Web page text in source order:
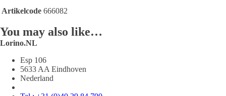
Artikelcode 666082
You may also like…
Lorino.NL
Esp 106
5633 AA Eindhoven
Nederland